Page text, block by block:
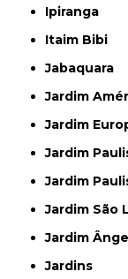
Ipiranga
Itaim Bibi
Jabaquara
Jardim
Jardim
Jardim
Jardim
Jardim São
Jardim
Jardins